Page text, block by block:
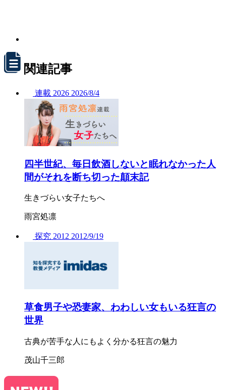
関連記事
連載 2026 2026/8/4
四半世紀、毎日飲酒しないと眠れなかった人
間がそれを断ち切った顛末記
生きづらい女子たちへ
雨宮処凛
探究 2012 2012/9/19
草食男子や恐妻家、わわしい女もいる狂言の
世界
古典が苦手な人にもよく分かる狂言の魅力
茂山千三郎